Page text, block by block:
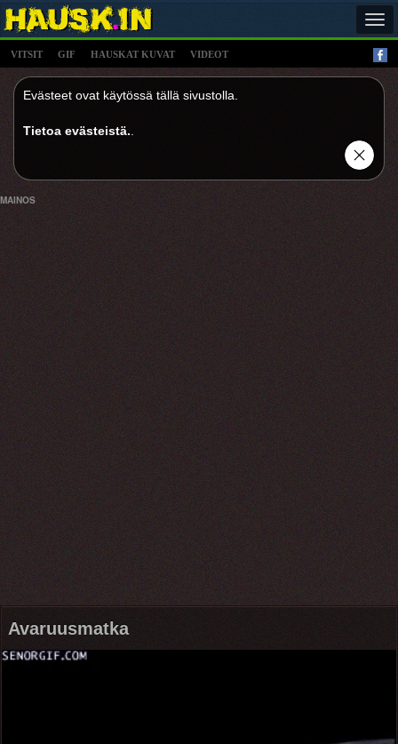
VITSIT GIF HAUSKAT KUVAT VIDEOT
Evästeet ovat käytössä tällä sivustolla.
Tietoa evästeistä.
MAINOS
Avaruusmatka